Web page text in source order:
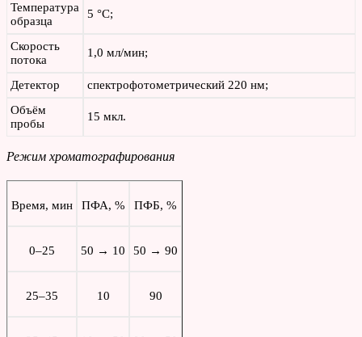
Температура
образца
5 °С;
Скорость
потока
1,0 мл/мин;
Детектор
спектрофотометрический 220 нм;
Объём
пробы
15 мкл.
Режим хроматографирования
Время, мин ПФА, % ПФБ, %
0–25 50 → 10 50 → 90
25–35 10 90